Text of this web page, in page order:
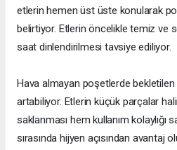
etlerin hemen üst üste konularak
belirtiyor. Etlerin öncelikle temiz ve
saat dinlendirilmesi tavsiye ediliyor.
Hava almayan poşetlerde
artabiliyor. Etlerin küçük parçalar
saklanması hem kullanım kolaylığı
sırasında hijyen açısından avantaj